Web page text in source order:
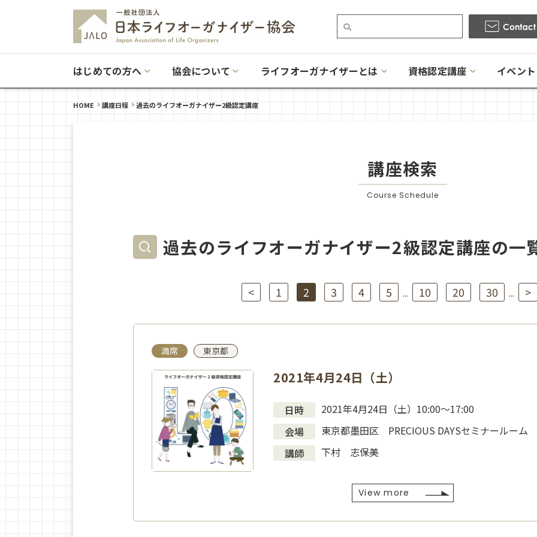
はじめての方へ 協会について ライフオーガナイザーとは 資格認定講座 イベン
HOME 講座日程 過去のライフオーガナイザー2級認定講座
講座検索
Course Schedule
過去のライフオーガナイザー2級認定講座の一
< 1 2 3 4 5 ... 10 20 30 ... >
満席 東京都
2021年4月24日（土）
日時
2021年4月24日（土）10:00〜17:00
会場
東京都墨田区 PRECIOUS DAYSセミナールーム
講師
下村 志保美
View more